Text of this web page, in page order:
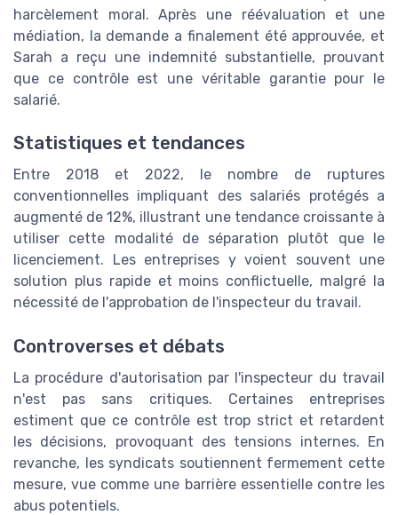
harcèlement moral. Après une réévaluation et une
médiation, la demande a finalement été approuvée, et
Sarah a reçu une indemnité substantielle, prouvant
que ce contrôle est une véritable garantie pour le
salarié.
Statistiques et tendances
Entre 2018 et 2022, le nombre de ruptures
conventionnelles impliquant des salariés protégés a
augmenté de 12%, illustrant une tendance croissante à
utiliser cette modalité de séparation plutôt que le
licenciement. Les entreprises y voient souvent une
solution plus rapide et moins conflictuelle, malgré la
nécessité de l'approbation de l'inspecteur du travail.
Controverses et débats
La procédure d'autorisation par l'inspecteur du travail
n'est pas sans critiques. Certaines entreprises
estiment que ce contrôle est trop strict et retardent
les décisions, provoquant des tensions internes. En
revanche, les syndicats soutiennent fermement cette
mesure, vue comme une barrière essentielle contre les
abus potentiels.